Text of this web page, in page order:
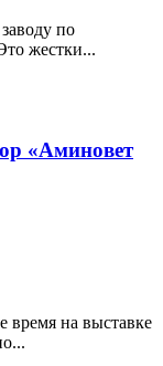
по
жестки...
«Аминовет
время на выставке